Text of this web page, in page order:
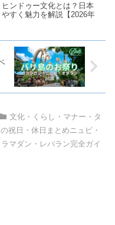
ンドゥー文化とは？日本
やすく魅力を解説【2026年
文化・くらし・マナー・タ
祝日・休日まとめニュピ・
マダン・レバラン完全ガイ